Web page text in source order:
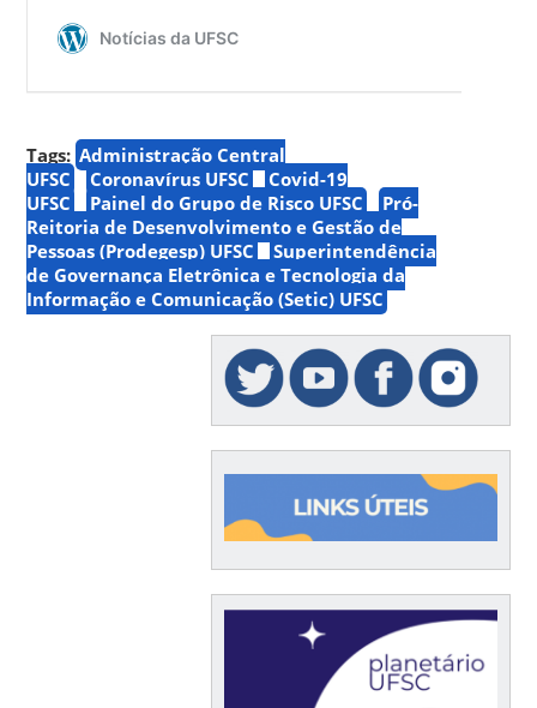
Tags: Administração Central
UFSC
Coronavírus UFSC
Covid-19
UFSC
Painel do Grupo de Risco UFSC
Pró-
Reitoria de Desenvolvimento e Gestão de
Pessoas (Prodegesp) UFSC
Superintendência
de Governança Eletrônica e Tecnologia da
Informação e Comunicação (Setic) UFSC